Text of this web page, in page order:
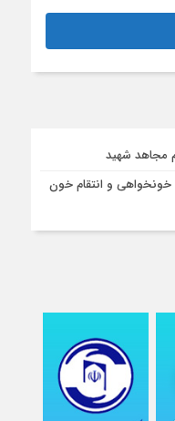
مجاهد شهید
و انتقام خون